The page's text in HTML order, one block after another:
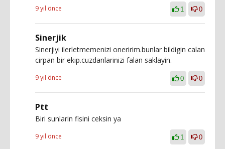
9 yıl önce 1 0
Sinerjik
Sinerjiyi ilerletmemenizi oneririm.bunlar bildigin calan
cirpan bir ekip.cuzdanlarinizi falan saklayin.
9 yıl önce 0 0
Ptt
Biri sunlarin fisini ceksin ya
9 yıl önce 1 0